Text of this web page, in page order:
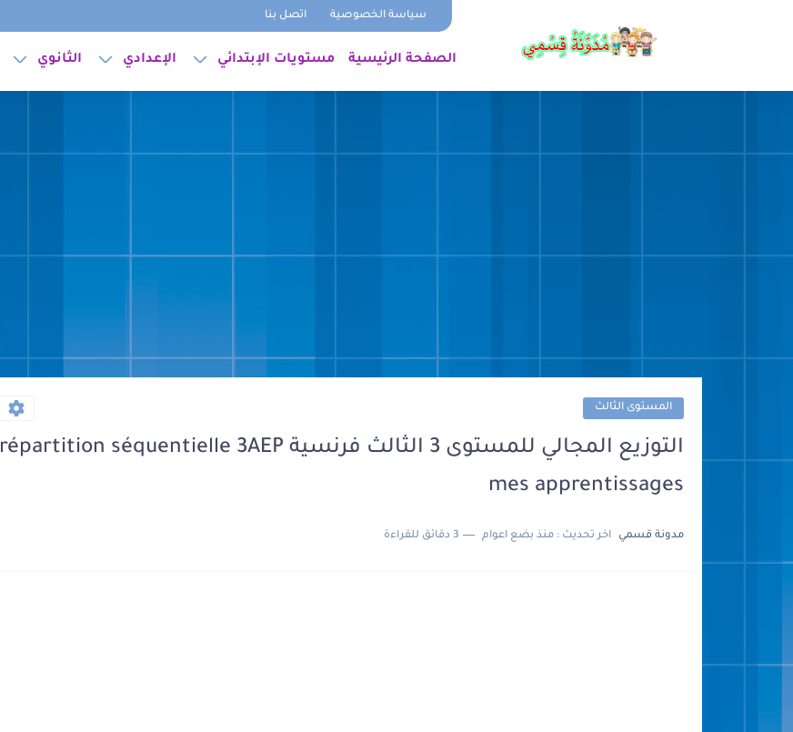
سياسة الخصوصية اتصل بنا
الصفحة الرئيسية مستويات الإبتدائي الإعدادي الثانوي
المستوى الثالث
التوزيع المجالي للمستوى 3 الثالث فرنسية répartition séquentielle 3AEP
mes apprentissages
مدونة قسمي اخر تحديث : منذ بضع اعوام 3 دقائق للقراءة